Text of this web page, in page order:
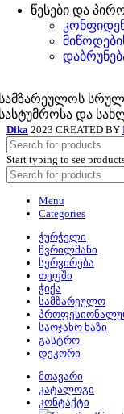
წესები და
და
Dika 2023 CREATED BY
Start typing to see
Menu
Categories
ჭურჭელი
წვრილმანი
სერვირება
თეფში
ჭიქა
სამზარეულო
საოჯახო ხაზი
გასტრო
დეკორი
მთავარი
კატალოგი
კონტაქტი